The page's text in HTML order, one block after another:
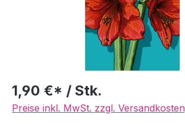
1,90 €* / Stk.
Preise inkl. MwSt. zzgl. Versandkosten